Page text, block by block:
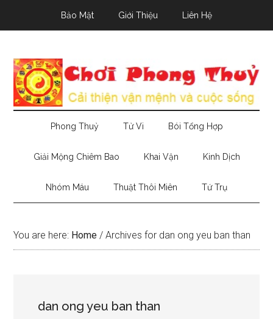
Bảo Mật Giới Thiệu Liên Hệ
Phong Thuỷ Tử Vi Bói Tổng Hợp
Giải Mộng Chiêm Bao Khai Vận Kinh Dịch
Nhóm Máu Thuật Thôi Miên Tứ Trụ
You are here: Home / Archives for dan ong yeu ban than
dan ong yeu ban than